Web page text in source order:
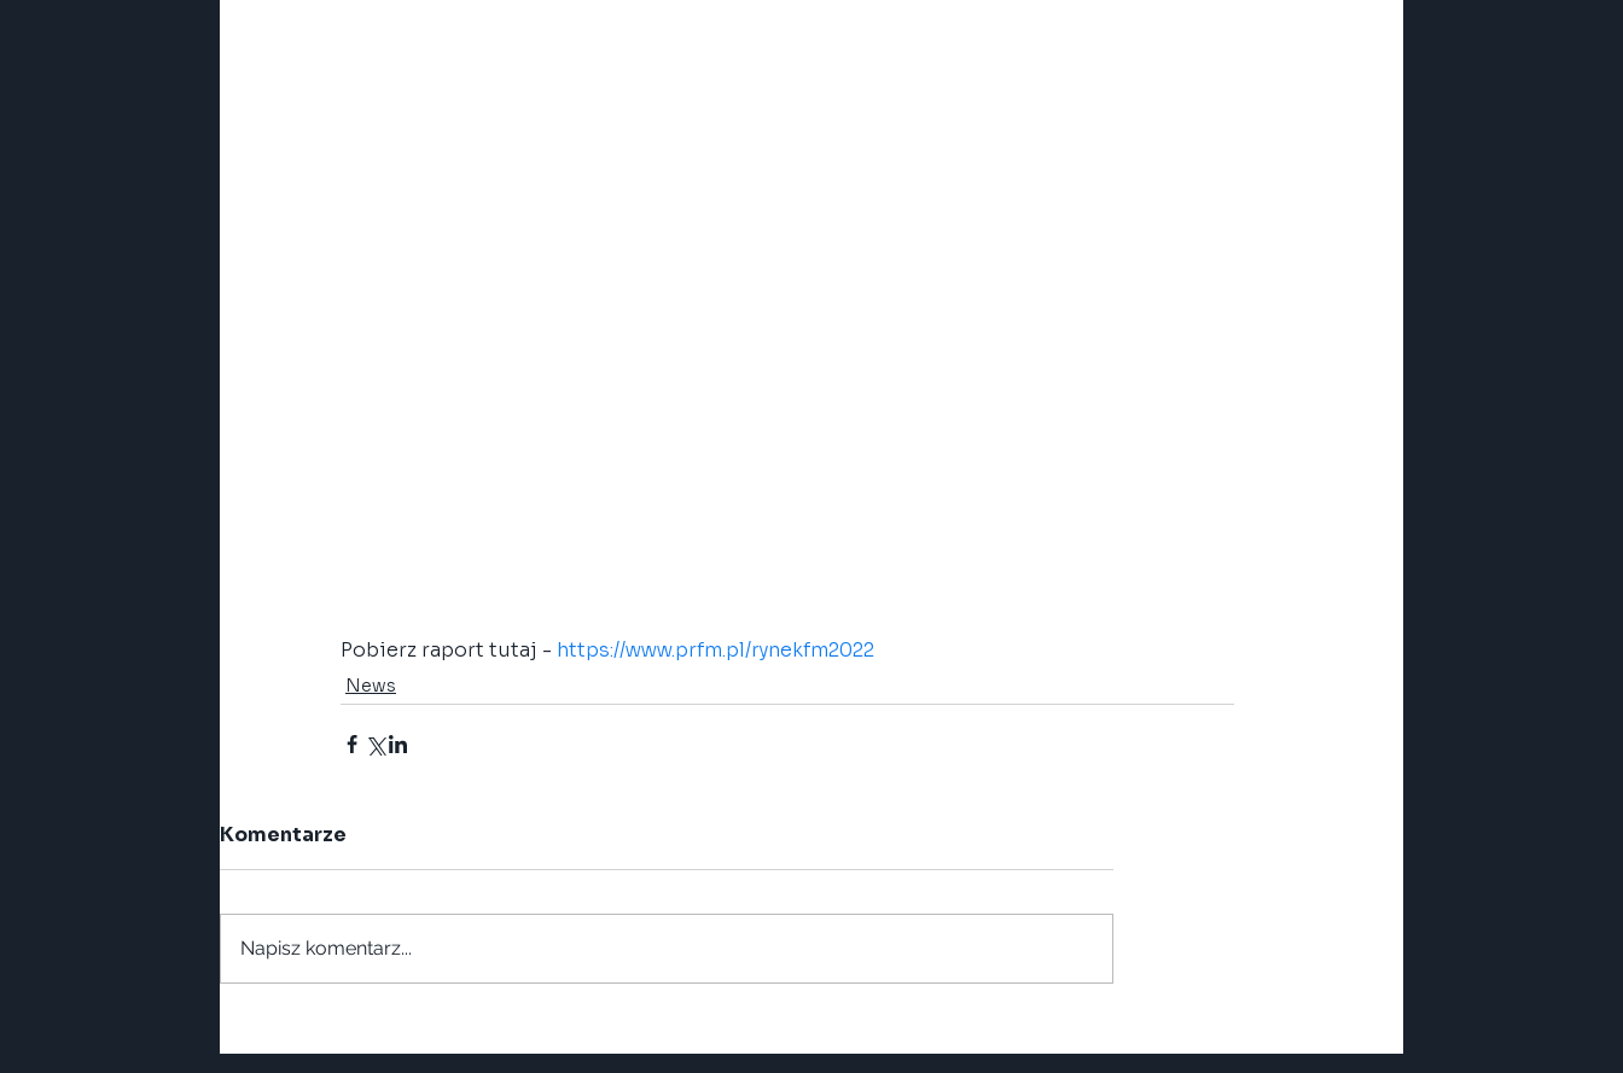
Pobierz raport tutaj - https://www.prfm.pl/rynekfm2022
News
Komentarze
Napisz komentarz...